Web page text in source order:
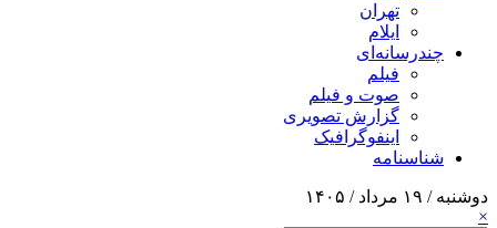
تهران
ایلام
چندرسانه‌ای
فیلم
صوت و فیلم
گزارش تصویری
اینفوگرافیک
شناسنامه
دوشنبه / ۱۹ مرداد / ۱۴۰۵
×